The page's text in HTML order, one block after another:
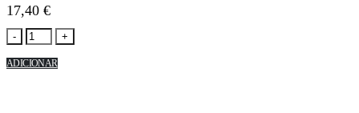
17,40 €
- +
ADICIONAR